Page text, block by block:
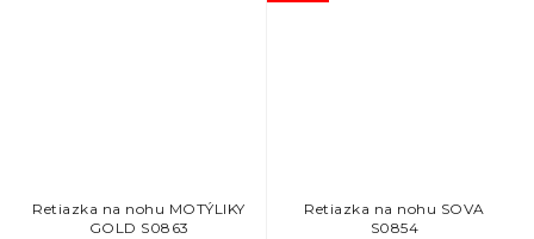
Retiazka na nohu MOTÝLIKY
GOLD S0863
Retiazka na nohu SOVA
S0854